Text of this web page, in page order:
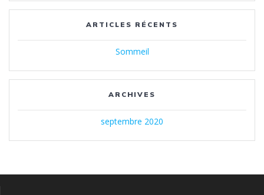
ARTICLES RÉCENTS
Sommeil
ARCHIVES
septembre 2020